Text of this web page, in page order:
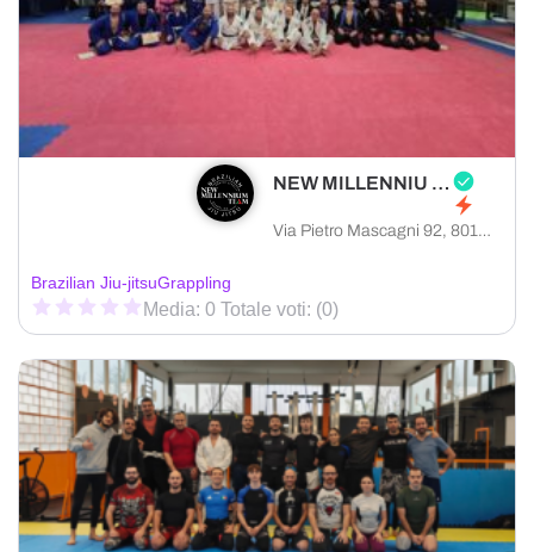
NEW MILLENNIU TEAM
Via Pietro Mascagni 92, 80128 Napoli città metropolitana di Napoli, Italia
Brazilian Jiu-jitsuGrappling
Media: 0 Totale voti: (0)